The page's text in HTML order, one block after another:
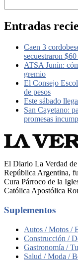
Entradas
Caen 3
secuestraron
ATSA Junín:
gremio
El Consejo
de pesos
Este sábado
San Cayetano:
promesas
El Diario La Verdad
República Argentina,
Cura Párroco de la
Católica Apostólica
Suplementos
Autos / Motos /
Construcción /
Gastronomía /
Salud / Moda /